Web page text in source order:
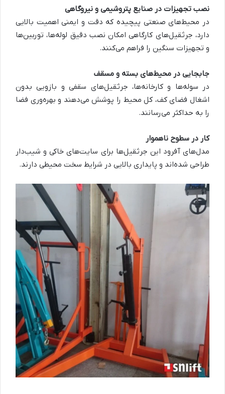
نصب تجهیزات در صنایع پتروشیمی و نیروگاهی
در محیط‌های صنعتی پیچیده که دقت و ایمنی اهمیت بالایی
دارد، جرثقیل‌های کارگاهی امکان نصب دقیق لوله‌ها، توربین‌ها
و تجهیزات سنگین را فراهم می‌کنند.
جابجایی در محیط‌های بسته و مسقف
در سوله‌ها و کارخانه‌ها، جرثقیل‌های سقفی و بازویی بدون
اشغال فضای کف، کل محیط را پوشش می‌دهند و بهره‌وری فضا
را به حداکثر می‌رسانند.
کار در سطوح ناهموار
مدل‌های آفرود این جرثقیل‌ها برای سایت‌های خاکی و شیب‌دار
طراحی شده‌اند و پایداری بالایی در شرایط سخت محیطی دارند.